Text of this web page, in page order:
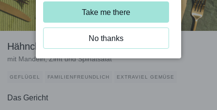
Hähnchen-Süßkartoffel-Pastilla
mit Mandeln, Zimt und Spinatsalat
GEFLÜGEL FAMILIENFREUNDLICH EXTRAVIEL GEMÜSE
Das Gericht
Take me there
No thanks